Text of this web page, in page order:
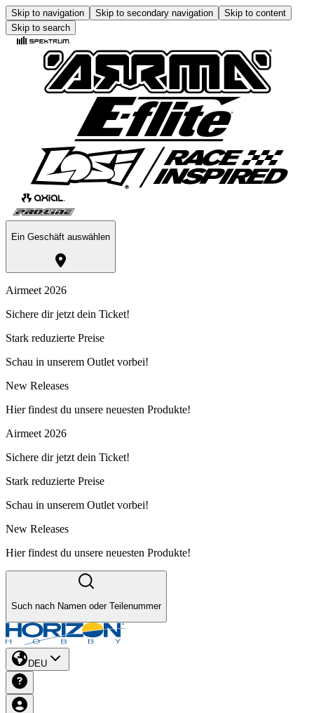
Skip to navigation Skip to secondary navigation
Skip to content
Skip to search
Ein Geschäft auswählen
Airmeet 2026
Sichere dir jetzt dein Ticket!
Stark reduzierte Preise
Schau in unserem Outlet vorbei!
New Releases
Hier findest du unsere neuesten Produkte!
Airmeet 2026
Sichere dir jetzt dein Ticket!
Stark reduzierte Preise
Schau in unserem Outlet vorbei!
New Releases
Hier findest du unsere neuesten Produkte!
Such nach Namen oder Teilenummer
DEU